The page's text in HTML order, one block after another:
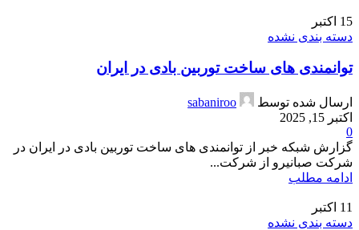
15 اکتبر
دسته بندی نشده
توانمندی های ساخت توربین بادی در ایران
ارسال شده توسط
sabaniroo
اکتبر 15, 2025
0
گزارش شبکه خبر از توانمندی های ساخت توربین بادی در ایران در
شرکت صبانیرو از شرکت...
ادامه مطلب
11 اکتبر
دسته بندی نشده